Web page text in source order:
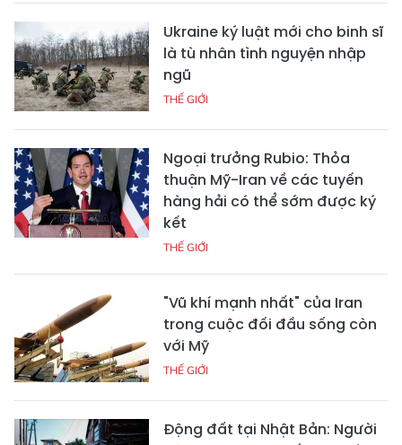
Ukraine ký luật mới cho binh sĩ
là tù nhân tình nguyện nhập
ngũ
THẾ GIỚI
Ngoại trưởng Rubio: Thỏa
thuận Mỹ-Iran về các tuyến
hàng hải có thể sớm được ký
kết
THẾ GIỚI
"Vũ khí mạnh nhất" của Iran
trong cuộc đối đầu sống còn
với Mỹ
THẾ GIỚI
Động đất tại Nhật Bản: Người